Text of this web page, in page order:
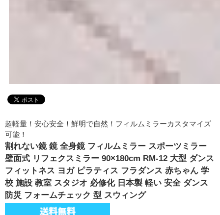
超軽量！安心安全！鮮明で自然！フィルムミラーカスタマイズ
可能！
割れない鏡 鏡 全身鏡 フィルムミラー スポーツミラー
壁面式 リフェクスミラー 90×180cm RM-12 大型 ダンス
フィットネス ヨガ ピラティス フラダンス 赤ちゃん 学
校 施設 教室 スタジオ 必修化 日本製 軽い 安全 ダンス
防災 フォームチェック 型 スウィング